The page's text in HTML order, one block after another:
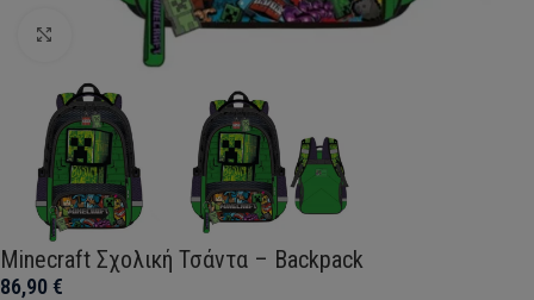
Click to enlarge
Minecraft Σχολική Τσάντα – Backpack
86,90€